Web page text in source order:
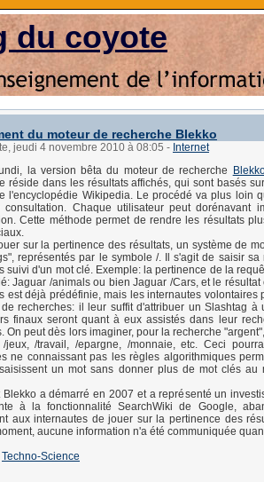
du coyote
du moteur de recherche Blekko
jeudi 4 novembre 2010 à 08:05 - Internet
la version bêta du moteur de recherche
réside dans les résultats affichés, qui sont basés
l'encyclopédie Wikipedia. Le procédé va plus loin
consultation. Chaque utilisateur peut dorénavant
Cette méthode permet de rendre les résultats
sur la pertinence des résultats, un système de
représentés par le symbole /. Il s'agit de saisir
suivi d'un mot clé. Exemple: la pertinence de la
Jaguar /animals ou bien Jaguar /Cars, et le
est déjà prédéfinie, mais les internautes
recherches: il leur suffit d'attribuer un Slashtag
finaux seront quant à eux assistés dans leur
On peut dès lors imaginer, pour la recherche
/jeux, /travail, /epargne, /monnaie, etc. Ceci
ne connaissant pas les règles algorithmiques
un mot sans donner plus de mot clés
Blekko a démarré en 2007 et a représenté un
à la fonctionnalité SearchWiki de Google,
aux internautes de jouer sur la pertinence des
aucune information n'a été communiquée
Techno-Science